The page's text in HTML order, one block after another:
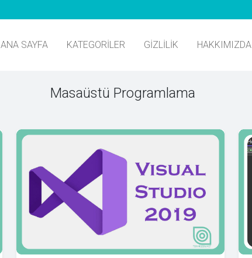
ANA SAYFA KATEGORILER GIZLILIK HAKKIMIZDA
Masaüstü Programlama